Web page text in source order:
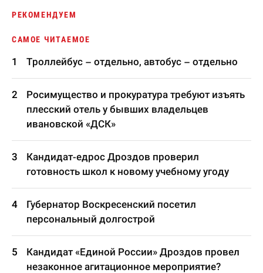
РЕКОМЕНДУЕМ
САМОЕ ЧИТАЕМОЕ
Троллейбус – отдельно, автобус – отдельно
Росимущество и прокуратура требуют изъять
плесский отель у бывших владельцев
ивановской «ДСК»
Кандидат-едрос Дроздов проверил
готовность школ к новому учебному угоду
Губернатор Воскресенский посетил
персональный долгострой
Кандидат «Единой России» Дроздов провел
незаконное агитационное мероприятие?